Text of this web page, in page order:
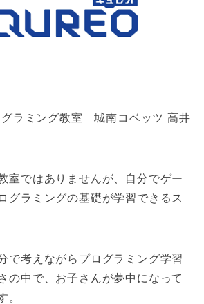
ラミング教室 城南コベッツ 高井
室ではありませんが、自分でゲー
グラミングの基礎が学習できるス
で考えながらプログラミング学習
の中で、お子さんが夢中になって
。